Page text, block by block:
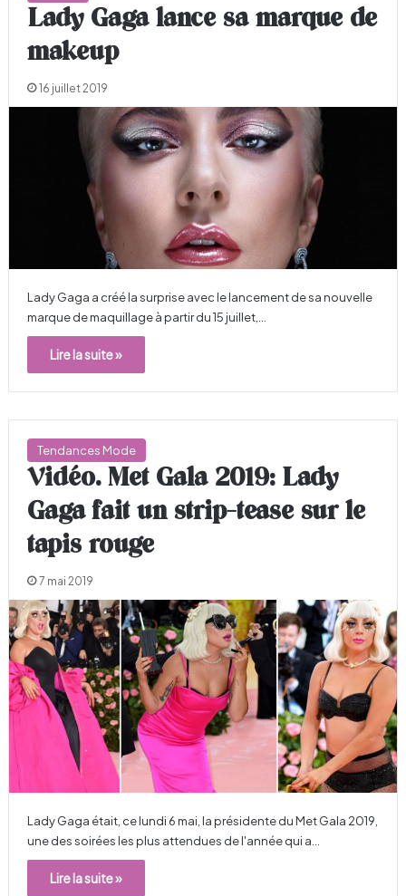
Lady Gaga lance sa marque de
makeup
16 juillet 2019
Lady Gaga a créé la surprise avec le lancement de sa nouvelle
marque de maquillage à partir du 15 juillet,…
Lire la suite »
Tendances Mode
Vidéo. Met Gala 2019: Lady
Gaga fait un strip-tease sur le
tapis rouge
7 mai 2019
Lady Gaga était, ce lundi 6 mai, la présidente du Met Gala 2019,
une des soirées les plus attendues de l'année qui a…
Lire la suite »